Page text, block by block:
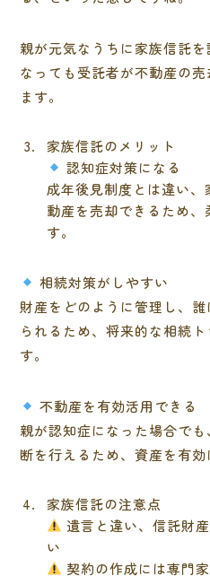
親が元気なうちに家族信託
なっても受託者が不動産の
ます。
家族信託のメリット
認知症対策になる
成年後見制度とは違い
動産を売却できるため
す。
相続対策がしやすい
財産をどのように管理し、
られるため、将来的な相続
す。
不動産を有効活用できる
親が認知症になった場合で
断を行えるため、資産を有効
家族信託の注意点
遺言と違い、信託財
い
契約の作成には専門